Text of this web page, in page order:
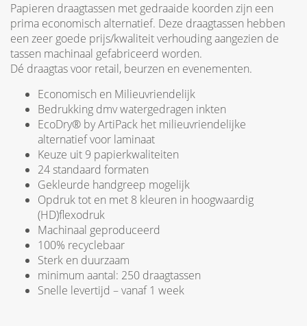
Papieren draagtassen met gedraaide koorden zijn een
prima economisch alternatief. Deze draagtassen hebben
een zeer goede prijs/kwaliteit verhouding aangezien de
tassen machinaal gefabriceerd worden.
Dé draagtas voor retail, beurzen en evenementen.
Economisch en Milieuvriendelijk
Bedrukking dmv watergedragen inkten
EcoDry® by ArtiPack het milieuvriendelijke
alternatief voor laminaat
Keuze uit 9 papierkwaliteiten
24 standaard formaten
Gekleurde handgreep mogelijk
Opdruk tot en met 8 kleuren in hoogwaardig
(HD)flexodruk
Machinaal geproduceerd
100% recyclebaar
Sterk en duurzaam
minimum aantal: 250 draagtassen
Snelle levertijd – vanaf 1 week